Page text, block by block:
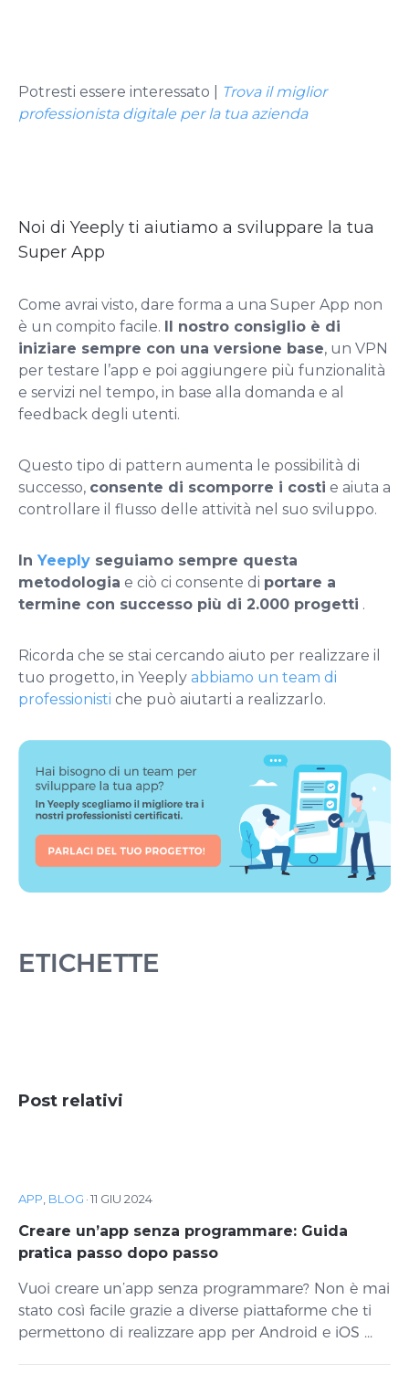
Potresti essere interessato |
Trova il miglior
professionista digitale per la tua azienda
Noi di Yeeply ti aiutiamo a sviluppare la tua
Super App
Come avrai visto, dare forma a una Super App non
è un compito facile. Il nostro consiglio è di
iniziare sempre con una versione base, un VPN
per testare l’app e poi aggiungere più funzionalità
e servizi nel tempo, in base alla domanda e al
feedback degli utenti.
Questo tipo di pattern aumenta le possibilità di
successo, consente di scomporre i costi e aiuta a
controllare il flusso delle attività nel suo sviluppo.
In Yeeply seguiamo sempre questa
metodologia e ciò ci consente di portare a
termine con successo più di 2.000 progetti .
Ricorda che se stai cercando aiuto per realizzare il
tuo progetto, in Yeeply abbiamo un team di
professionisti che può aiutarti a realizzarlo.
ETICHETTE
Post relativi
APP BLOG ·11 GIU 2024
Creare un’app senza programmare: Guida
pratica passo dopo passo
Vuoi creare un’app senza programmare? Non è mai
stato così facile grazie a diverse piattaforme che ti
permettono di realizzare app per Android e iOS ...